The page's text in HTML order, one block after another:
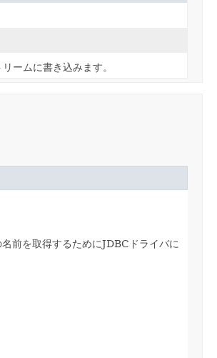
ームに書き込みます。
前を取得するためにJDBCドライバに